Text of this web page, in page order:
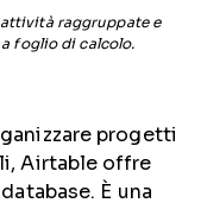
raggruppate e
foglio di calcolo.
progetti
Airtable offre
È una